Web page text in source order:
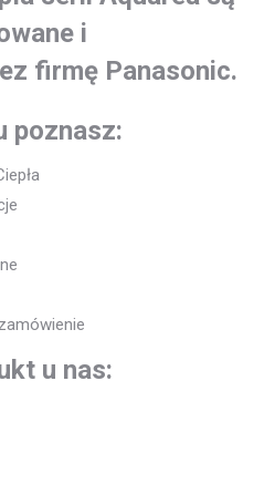
i
firmę Panasonic.
poznasz:
u nas: